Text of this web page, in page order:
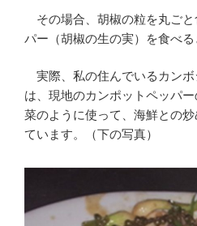
その場合、胡椒の粒を丸ごと
パー（胡椒の生の実）を食べる
実際、私の住んでいるカン
は、現地のカンポットペッパ
菜のように使って、海鮮との
ています。（下の写真）